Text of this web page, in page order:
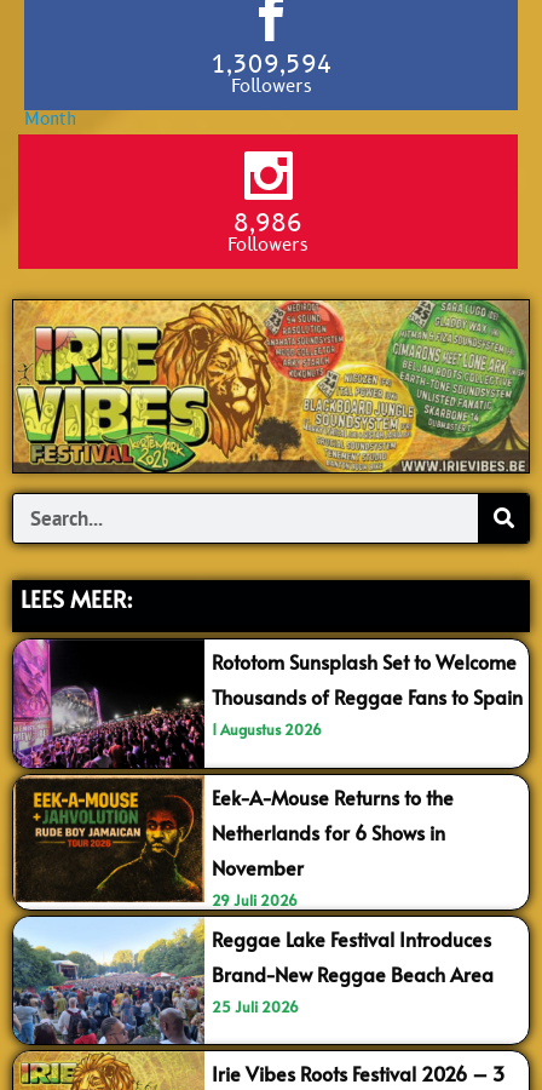
1,309,594
Followers
8,986
Followers
Search
LEES MEER:
Rototom Sunsplash Set to Welcome
Thousands of Reggae Fans to Spain
1 Augustus 2026
Eek-A-Mouse Returns to the
Netherlands for 6 Shows in
November
29 Juli 2026
Reggae Lake Festival Introduces
Brand-New Reggae Beach Area
25 Juli 2026
Irie Vibes Roots Festival 2026 – 3